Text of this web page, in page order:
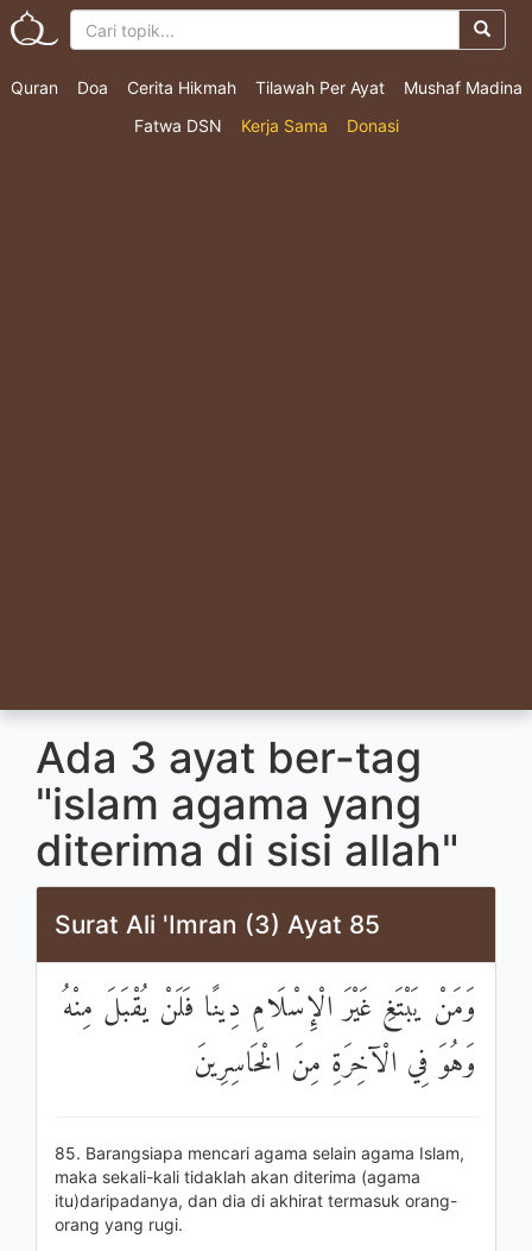
Quran Doa Cerita Hikmah Tilawah Per Ayat
Mushaf Madina
Fatwa DSN
Kerja Sama Donasi
Ada 3 ayat ber-tag
"islam agama yang
diterima di sisi allah"
Surat Ali 'Imran (3) Ayat 85
وَمَنْ يَبْتَغِ غَيْرَ الْإِسْلَامِ دِينًا فَلَنْ يُقْبَلَ مِنْهُ
وَهُوَ فِي الْآخِرَةِ مِنَ الْخَاسِرِينَ
85. Barangsiapa mencari agama selain agama Islam,
maka sekali-kali tidaklah akan diterima (agama
itu)daripadanya, dan dia di akhirat termasuk orang-
orang yang rugi.